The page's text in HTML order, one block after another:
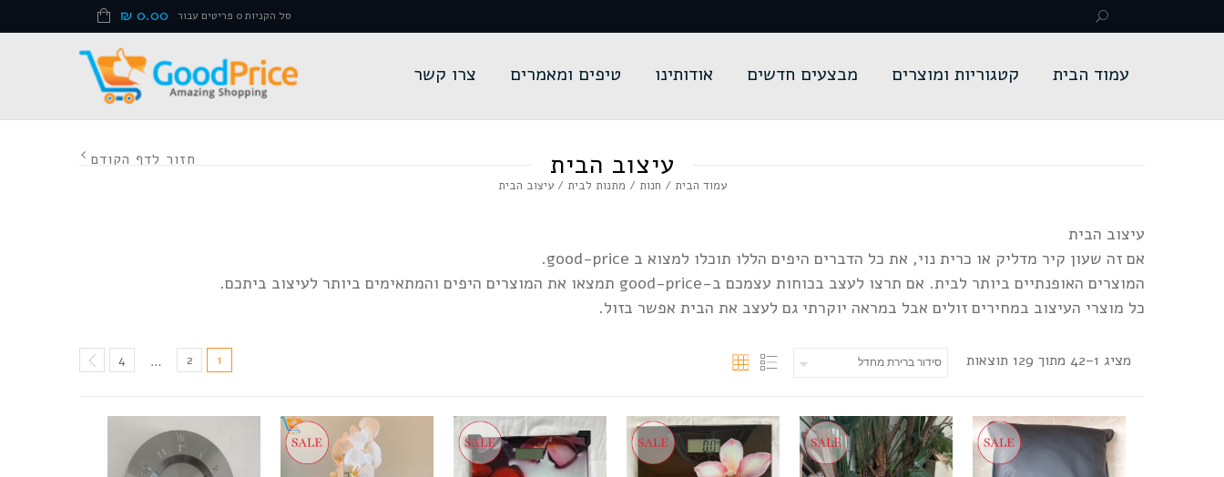
סל הקניות 0 פריטים עבור ₪ 0.00
עמוד הבית קטגוריות ומוצרים מבצעים חדשים אודותינו טיפים ומאמרים צרו קשר
עיצוב הבית
עמוד הבית / חנות / מתנות לבית / עיצוב הבית
חזור לדף הקודם
עיצוב הבית
אם זה שעון קיר מדליק או כרית נוי, את כל הדברים היפים הללו תוכלו למצוא ב good-price.
המוצרים האופנתיים ביותר לבית. אם תרצו לעצב בכוחות עצמכם ב-good-price תמצאו את המוצרים היפים והמתאימים ביותר לעיצוב ביתכם.
כל מוצרי העיצוב במחירים זולים אבל במראה יוקרתי גם לעצב את הבית אפשר בזול.
מציג 1–42 מתוך 129 תוצאות 1
2
…
4